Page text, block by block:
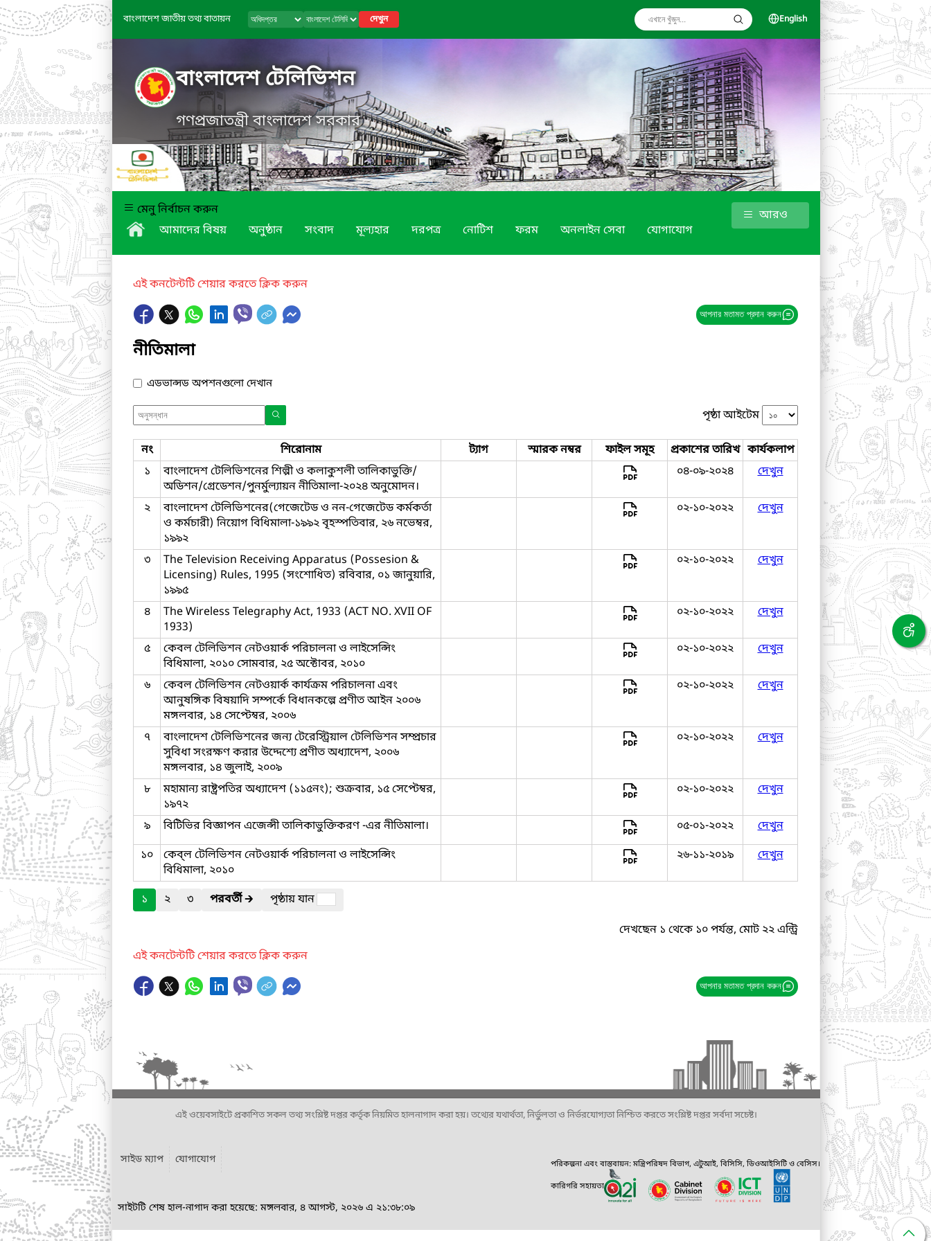
বাংলাদেশ জাতীয় তথ্য বাতায়ন দেখুন English
বাংলাদেশ টেলিভিশন
গণপ্রজাতন্ত্রী বাংলাদেশ সরকার
মেনু নির্বাচন করুন
আমাদের বিষয়
অনুষ্ঠান সংবাদ মূল্যহার দরপত্র নোটিশ ফরম অনলাইন সেবা যোগাযোগ
আরও
এই কনটেন্টটি শেয়ার করতে ক্লিক করুন
আপনার মতামত প্রদান করুন
নীতিমালা
এডভান্সড অপশনগুলো দেখান
পৃষ্ঠা আইটেম
নং শিরোনাম ট্যাগ স্মারক নম্বর ফাইল সমূহ প্রকাশের তারিখ কার্যকলাপ
১
বাংলাদেশ টেলিভিশনের শিল্পী ও কলাকুশলী তালিকাভুক্তি/
অডিশন/গ্রেডেশন/পুনর্মুল্যায়ন নীতিমালা-২০২৪ অনুমোদন।
০৪-০৯-২০২৪ দেখুন
২
বাংলাদেশ টেলিভিশনের(গেজেটেড ও নন-গেজেটেড কর্মকর্তা
ও কর্মচারী) নিয়োগ বিধিমালা-১৯৯২ বৃহস্পতিবার, ২৬ নভেম্বর,
১৯৯২
০২-১০-২০২২ দেখুন
৩
The Television Receiving Apparatus (Possesion &
Licensing) Rules, 1995 (সংশোধিত) রবিবার, ০১ জানুয়ারি,
১৯৯৫
০২-১০-২০২২ দেখুন
৪
The Wireless Telegraphy Act, 1933 (ACT NO. XVII OF
1933)
০২-১০-২০২২ দেখুন
৫
কেবল টেলিভিশন নেটওয়ার্ক পরিচালনা ও লাইসেন্সিং
বিধিমালা, ২০১০ সোমবার, ২৫ অক্টোবর, ২০১০
০২-১০-২০২২ দেখুন
৬
কেবল টেলিভিশন নেটওয়ার্ক কার্যক্রম পরিচালনা এবং
আনুষঙ্গিক বিষয়াদি সম্পর্কে বিধানকল্পে প্রণীত আইন ২০০৬
মঙ্গলবার, ১৪ সেপ্টেম্বর, ২০০৬
০২-১০-২০২২ দেখুন
৭
বাংলাদেশ টেলিভিশনের জন্য টেরেস্ট্রিয়াল টেলিভিশন সম্প্রচার
সুবিধা সংরক্ষণ করার উদ্দেশ্যে প্রণীত অধ্যাদেশ, ২০০৬
মঙ্গলবার, ১৪ জুলাই, ২০০৯
০২-১০-২০২২ দেখুন
৮
মহামান্য রাষ্ট্রপতির অধ্যাদেশ (১১৫নং); শুক্রবার, ১৫ সেপ্টেম্বর,
১৯৭২
০২-১০-২০২২ দেখুন
৯ বিটিভির বিজ্ঞাপন এজেন্সী তালিকাভুক্তিকরণ -এর নীতিমালা। ০৫-০১-২০২২
দেখুন
১০
কেব্‌‌ল টেলিভিশন নেটওয়ার্ক পরিচালনা ও লাইসেন্সিং
বিধিমালা, ২০১০
২৬-১১-২০১৯ দেখুন
১ ২ ৩ পরবর্তী🡲
পৃষ্ঠায় যান
দেখছেন ১ থেকে ১০ পর্যন্ত, মোট ২২ এন্ট্রি
এই কনটেন্টটি শেয়ার করতে ক্লিক করুন
আপনার মতামত প্রদান করুন
এই ওয়েবসাইটে প্রকাশিত সকল তথ্য সংশ্লিষ্ট দপ্তর কর্তৃক নিয়মিত হালনাগাদ করা হয়। তথ্যের যথার্থতা, নির্ভুলতা ও নির্ভরযোগ্যতা নিশ্চিত করতে সংশ্লিষ্ট দপ্তর সর্বদা সচেষ্ট।
সাইড ম্যাপ যোগাযোগ
সাইটটি শেষ হাল-নাগাদ করা হয়েছে: মঙ্গলবার, ৪ আগস্ট, ২০২৬ এ ২১:৩৮:০৯
পরিকল্পনা এবং বাস্তবায়ন: মন্ত্রিপরিষদ বিভাগ, এটুআই, বিসিসি, ডিওআইসিটি ও বেসিস।
কারিগরি সহায়তা